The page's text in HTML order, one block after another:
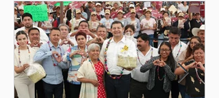
luego del incremento de
casos registrado en Estados
Unidos. Durante la
conferencia matutina en
Palacio Nacional, el
funcionario informó que en